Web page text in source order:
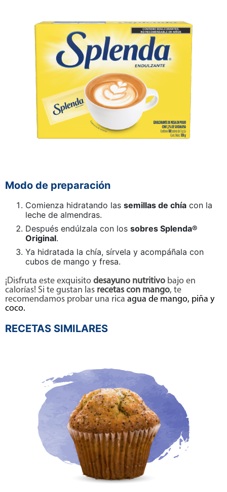
Modo de preparación
Comienza hidratando las semillas de chía con la
leche de almendras.
Después endúlzala con los sobres Splenda®
Original.
Ya hidratada la chía, sírvela y acompáñala con
cubos de mango y fresa.
¡Disfruta este exquisito desayuno nutritivo bajo en
calorías! Si te gustan las recetas con mango, te
recomendamos probar una rica agua de mango, piña y
coco.
RECETAS SIMILARES